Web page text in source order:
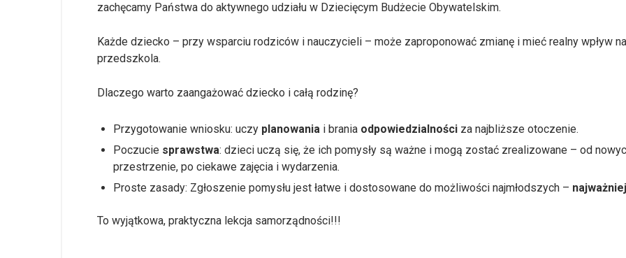
zachęcamy Państwa do aktywnego udziału w Dziecięcym Budżecie Obywatelskim.
Każde dziecko – przy wsparciu rodziców i nauczycieli – może zaproponować zmianę i mieć realny wpływ
przedszkola.
Dlaczego warto zaangażować dziecko i całą rodzinę?
Przygotowanie wniosku: uczy planowania i brania odpowiedzialności za najbliższe otoczenie.
Poczucie sprawstwa: dzieci uczą się, że ich pomysły są ważne i mogą zostać zrealizowane – od
przestrzenie, po ciekawe zajęcia i wydarzenia.
Proste zasady: Zgłoszenie pomysłu jest łatwe i dostosowane do możliwości najmłodszych –
To wyjątkowa, praktyczna lekcja samorządności!!!